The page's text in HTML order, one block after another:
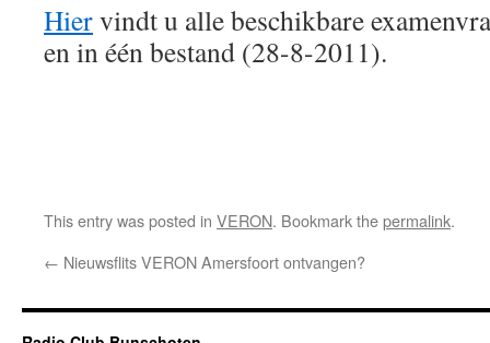
Hiervindt u alle beschikbare
en in één bestand (28-8-2011).
This entry was posted in VERON. Bookmark thepermalink.
← Nieuwsflits VERON Amersfoort ontvangen?